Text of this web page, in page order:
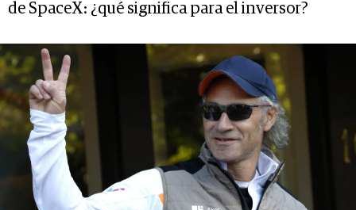
de SpaceX: ¿qué significa para el inversor?